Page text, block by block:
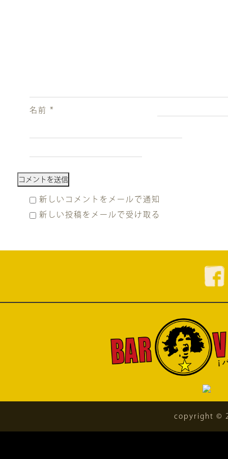
名前 *
新しいコメントをメールで通知
新しい投稿をメールで受け取る
copyright ©